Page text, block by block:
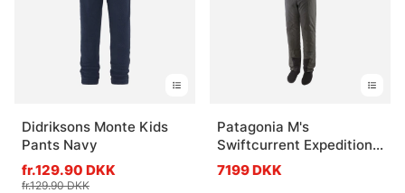
Didriksons Monte Kids
Pants Navy
fr.129.90 DKK
fr.129.90 DKK
Patagonia M's
Swiftcurrent Expedition
Zip Front Waders Basin
Green
7199 DKK